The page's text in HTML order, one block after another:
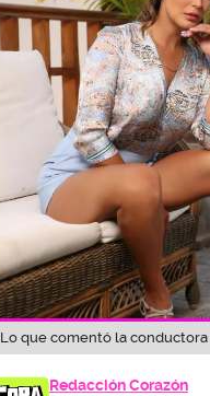
Lo que comentó la conductora
Redacción Corazón